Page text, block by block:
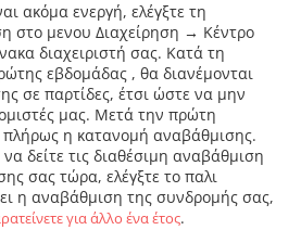
ακόμα ενεργή, ελέγξτε τη
στο μενου Διαχείρηση → Κέντρο
διαχειριστή σας. Κατά τη
εβδομάδας , θα διανέμονται
σε παρτίδες, έτσι ώστε να μην
μας. Μετά την πρώτη
πλήρως η κατανομή αναβάθμισης.
δείτε τις διαθέσιμη αναβάθμιση
σας τώρα, ελέγξτε το παλι
η αναβάθμιση της συνδρομής σας,
για άλλο ένα έτος.